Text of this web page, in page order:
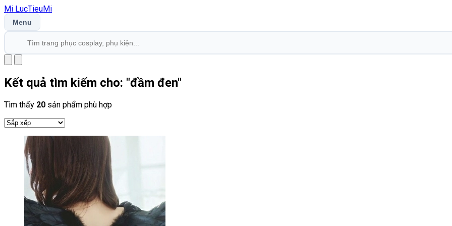
Mi LucTieuMi
Menu
Kết quả tìm kiếm cho: "đầm đen"
Tìm thấy 20 sản phẩm phù hợp